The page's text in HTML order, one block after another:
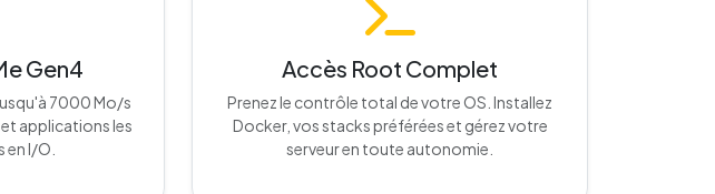
Gen4
7000 Mo/s
applications les
I/O.
Accès Root Complet
Prenez le contrôle total de votre OS. Installez
Docker, vos stacks préférées et gérez votre
serveur en toute autonomie.